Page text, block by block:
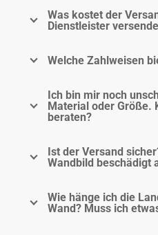
Was kostet der
Dienstleister
Welche Zahlweisen
Ich bin mir noch
Material oder Größe.
beraten?
Ist der Versand
Wandbild beschädigt
Wie hänge ich die
Wand? Muss ich